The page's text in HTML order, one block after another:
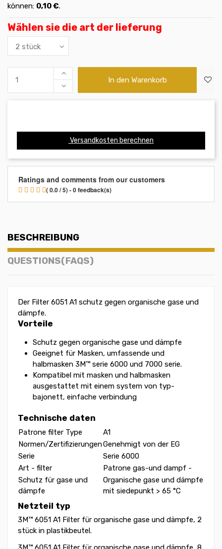
können: 0,10 €.
Wählen sie die art der lieferung
In den Warenkorb
Versandkosten berechnen
Ratings and comments from our customers
( 0.0 / 5) - 0 feedback(s)
BESCHREIBUNG
QUESTIONS(FAQS)
Der Filter 6051 A1 schutz gegen organische gase und
dämpfe.
Vorteile
Schutz gegen organische gase und dämpfe
Geeignet für Masken, umfassende und
halbmasken 3M™ serie 6000 und 7000 serie.
Kompatibel mit masken und halbmasken
ausgestattet mit einem system von typ-
bajonett, einfache verbindung
Technische daten
Patrone filter Type
A1
Normen/ZertifizierungenGenehmigt von der EG
Serie
Serie 6000
Art - filter
Patrone gas-und dampf -
Schutz für gase und
dämpfe
Organische gase und dämpfe
mit siedepunkt > 65 °C
Netzteil typ
3M™ 6051 A1 Filter für organische gase und dämpfe, 2
stück in plastikbeutel.